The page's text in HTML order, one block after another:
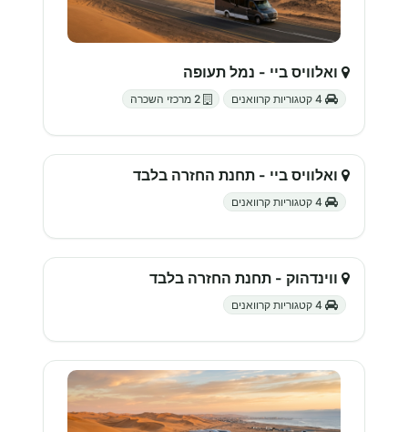
ואלוויס ביי - נמל תעופה
ואלוויס ביי - תחנת החזרה בלבד
ווינדהוק - תחנת החזרה בלבד